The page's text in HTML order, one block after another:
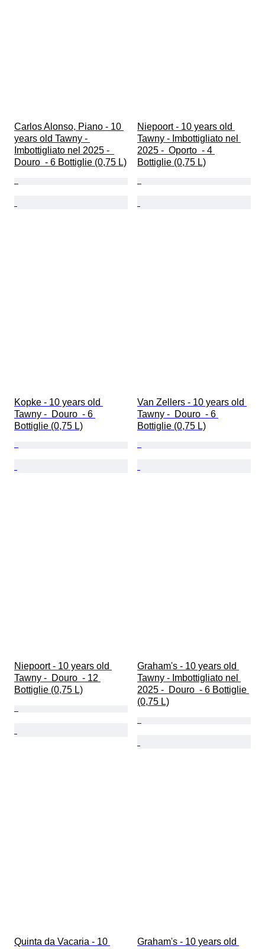
Carlos Alonso, Piano - 10
years old Tawny -
Imbottigliato nel 2025 -
Douro  - 6 Bottiglie (0,75 L)
Niepoort - 10 years old
Tawny - Imbottigliato nel
2025 -  Oporto  - 4
Bottiglie (0,75 L)
Kopke - 10 years old
Tawny -  Douro  - 6
Bottiglie (0,75 L)
Van Zellers - 10 years old
Tawny -  Douro  - 6
Bottiglie (0,75 L)
Niepoort - 10 years old
Tawny -  Douro  - 12
Bottiglie (0,75 L)
Graham's - 10 years old
Tawny - Imbottigliato nel
2025 -  Douro  - 6 Bottiglie
(0,75 L)
Quinta da Vacaria - 10
Graham's - 10 years old